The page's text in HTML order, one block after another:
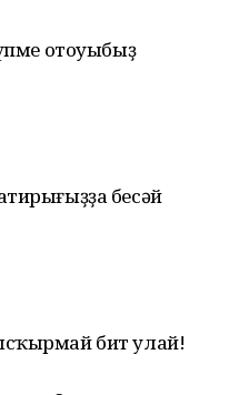
отоуыбыҙ
бесәй
бит улай!